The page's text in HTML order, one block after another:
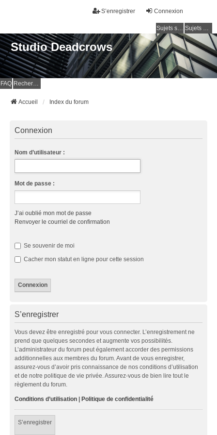
Connexion
S’enregistrer
Sujets sans réponse Sujets actifs
Studio Deadcrows
FAQ Rechercher
Accueil Index du forum
Connexion
Nom d’utilisateur :
Mot de passe :
J’ai oublié mon mot de passe
Renvoyer le courriel de confirmation
Se souvenir de moi
Cacher mon statut en ligne pour cette session
S’enregistrer
Vous devez être enregistré pour vous connecter. L’enregistrement ne
prend que quelques secondes et augmente vos possibilités.
L’administrateur du forum peut également accorder des permissions
additionnelles aux membres du forum. Avant de vous enregistrer,
assurez-vous d’avoir pris connaissance de nos conditions d’utilisation
et de notre politique de vie privée. Assurez-vous de bien lire tout le
règlement du forum.
Conditions d’utilisation | Politique de confidentialité
S’enregistrer